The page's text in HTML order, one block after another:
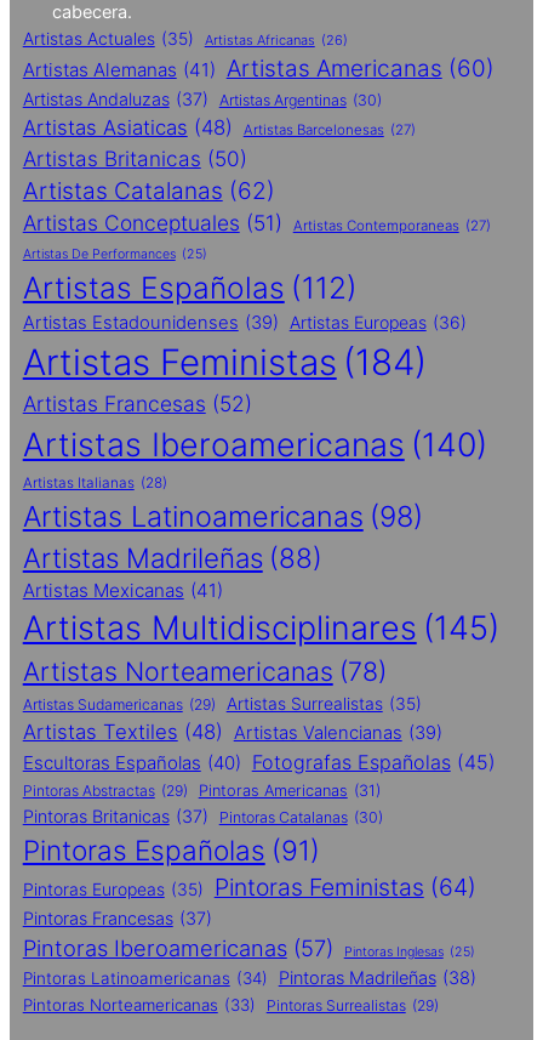
cabecera.
Artistas Actuales (35) Artistas Africanas (26)
Artistas Alemanas (41) Artistas Americanas (60)
Artistas Andaluzas (37) Artistas Argentinas (30)
Artistas Asiaticas (48) Artistas Barcelonesas (27)
Artistas Britanicas (50)
Artistas Catalanas (62)
Artistas Conceptuales (51) Artistas Contemporaneas (27)
Artistas De Performances (25)
Artistas Españolas (112)
Artistas Estadounidenses (39) Artistas Europeas (36)
Artistas Feministas (184)
Artistas Francesas (52)
Artistas Iberoamericanas (140)
Artistas Italianas (28)
Artistas Latinoamericanas (98)
Artistas Madrileñas (88)
Artistas Mexicanas (41)
Artistas Multidisciplinares (145)
Artistas Norteamericanas (78)
Artistas Sudamericanas (29) Artistas Surrealistas (35)
Artistas Textiles (48) Artistas Valencianas (39)
Escultoras Españolas (40) Fotografas Españolas (45)
Pintoras Abstractas (29) Pintoras Americanas (31)
Pintoras Britanicas (37) Pintoras Catalanas (30)
Pintoras Españolas (91)
Pintoras Europeas (35) Pintoras Feministas (64)
Pintoras Francesas (37)
Pintoras Iberoamericanas (57) Pintoras Inglesas (25)
Pintoras Latinoamericanas (34) Pintoras Madrileñas (38)
Pintoras Norteamericanas (33) Pintoras Surrealistas (29)